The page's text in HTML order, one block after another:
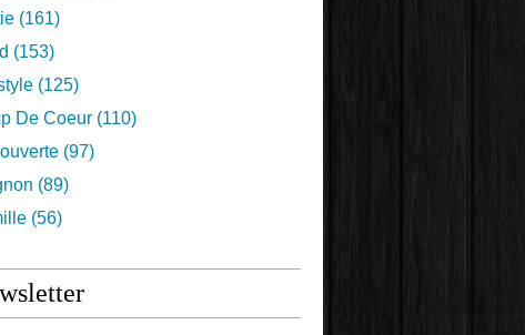
(161)
(153)
(125)
De Coeur (110)
(97)
(89)
(56)